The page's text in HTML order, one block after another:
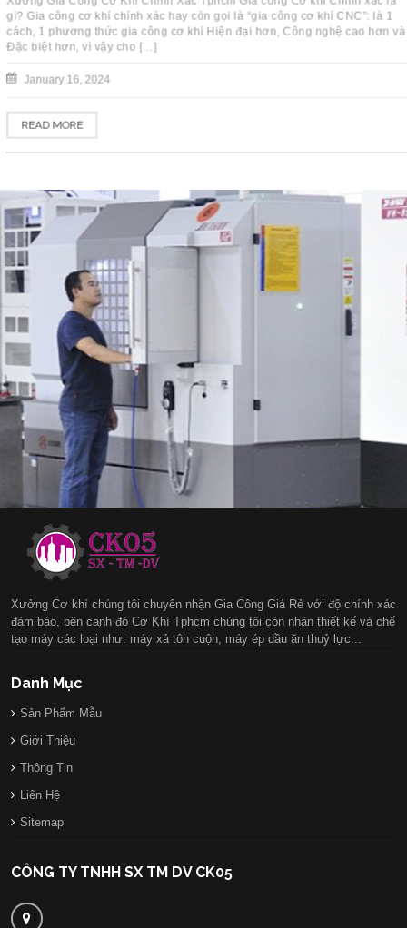
gì? Gia công cơ khí chính xác hay còn gọi là “gia công cơ khí CNC”: là 1
cách, 1 phương thức gia công cơ khí Hiện đại hơn, Công nghệ cao hơn và
Đặc biệt hơn, vì vậy cho […]
January 16, 2024
READ MORE
Xưởng Cơ khí chúng tôi chuyên nhận Gia Công Giá Rẻ với độ chính xác
đảm bảo, bên cạnh đó Cơ Khí Tphcm chúng tôi còn nhận thiết kế và chế
tạo máy các loại như: máy xả tôn cuộn, máy ép dầu ăn thuỷ lực...
Danh Mục
Sản Phẩm Mẫu
Giới Thiệu
Thông Tin
Liên Hệ
Sitemap
CÔNG TY TNHH SX TM DV CK05